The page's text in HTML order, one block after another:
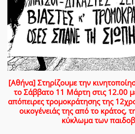
[Αθήνα] Στηρίζουμε την
το Σάββατο 11 Μάρτη στις 12.00
απόπειρες τρομοκράτησης της
οικογένειάς της από το κράτος,
κύκλωμα των